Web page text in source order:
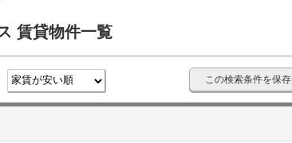
賃貸物件一覧
この検索条件を保存